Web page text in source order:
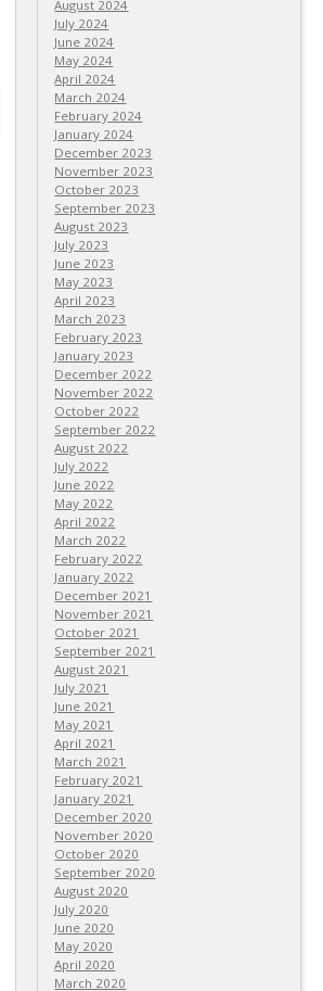
August 2024
July 2024
June 2024
May 2024
April 2024
March 2024
February 2024
January 2024
December 2023
November 2023
October 2023
September 2023
August 2023
July 2023
June 2023
May 2023
April 2023
March 2023
February 2023
January 2023
December 2022
November 2022
October 2022
September 2022
August 2022
July 2022
June 2022
May 2022
April 2022
March 2022
February 2022
January 2022
December 2021
November 2021
October 2021
September 2021
August 2021
July 2021
June 2021
May 2021
April 2021
March 2021
February 2021
January 2021
December 2020
November 2020
October 2020
September 2020
August 2020
July 2020
June 2020
May 2020
April 2020
March 2020